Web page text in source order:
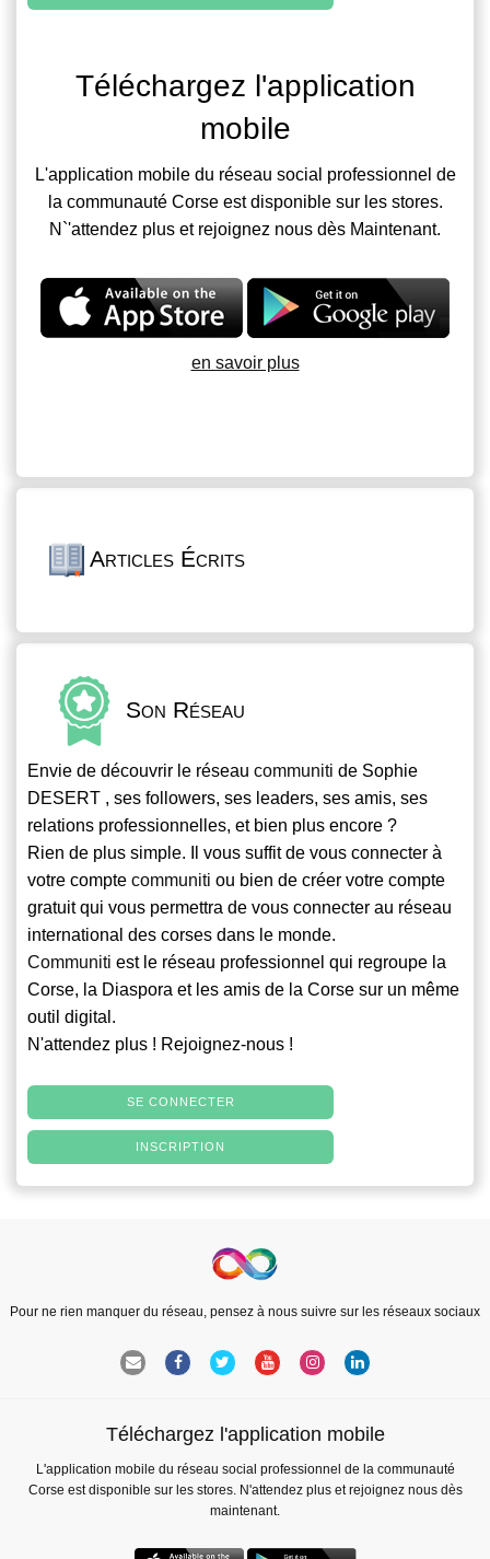
Téléchargez l'application
mobile
L'application mobile du réseau social professionnel de
la communauté Corse est disponible sur les stores.
N`'attendez plus et rejoignez nous dès Maintenant.
en savoir plus
Articles Écrits
Son Réseau
Envie de découvrir le réseau communiti de Sophie
DESERT , ses followers, ses leaders, ses amis, ses
relations professionnelles, et bien plus encore ?
Rien de plus simple. Il vous suffit de vous connecter à
votre compte communiti ou bien de créer votre compte
gratuit qui vous permettra de vous connecter au réseau
international des corses dans le monde.
Communiti est le réseau professionnel qui regroupe la
Corse, la Diaspora et les amis de la Corse sur un même
outil digital.
N'attendez plus ! Rejoignez-nous !
SE CONNECTER
INSCRIPTION
Pour ne rien manquer du réseau, pensez à nous suivre sur les réseaux sociaux
Téléchargez l'application mobile
L'application mobile du réseau social professionnel de la communauté
Corse est disponible sur les stores. N'attendez plus et rejoignez nous dès
maintenant.